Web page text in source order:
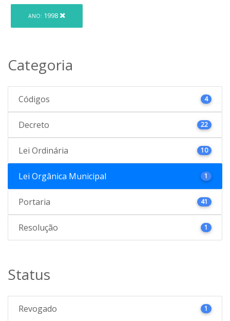
ANO: 1998
Categoria
Códigos 4
Decreto 22
Lei Ordinária 10
Lei Orgânica Municipal 1
Portaria 41
Resolução 1
Status
Revogado 1